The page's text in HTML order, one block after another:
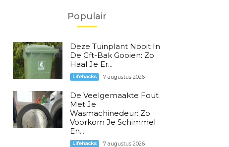
Populair
Deze Tuinplant Nooit In
De Gft-Bak Gooien: Zo
Haal Je Er...
Lifehacks 7 augustus 2026
De Veelgemaakte Fout
Met Je
Wasmachinedeur: Zo
Voorkom Je Schimmel
En...
Lifehacks 7 augustus 2026